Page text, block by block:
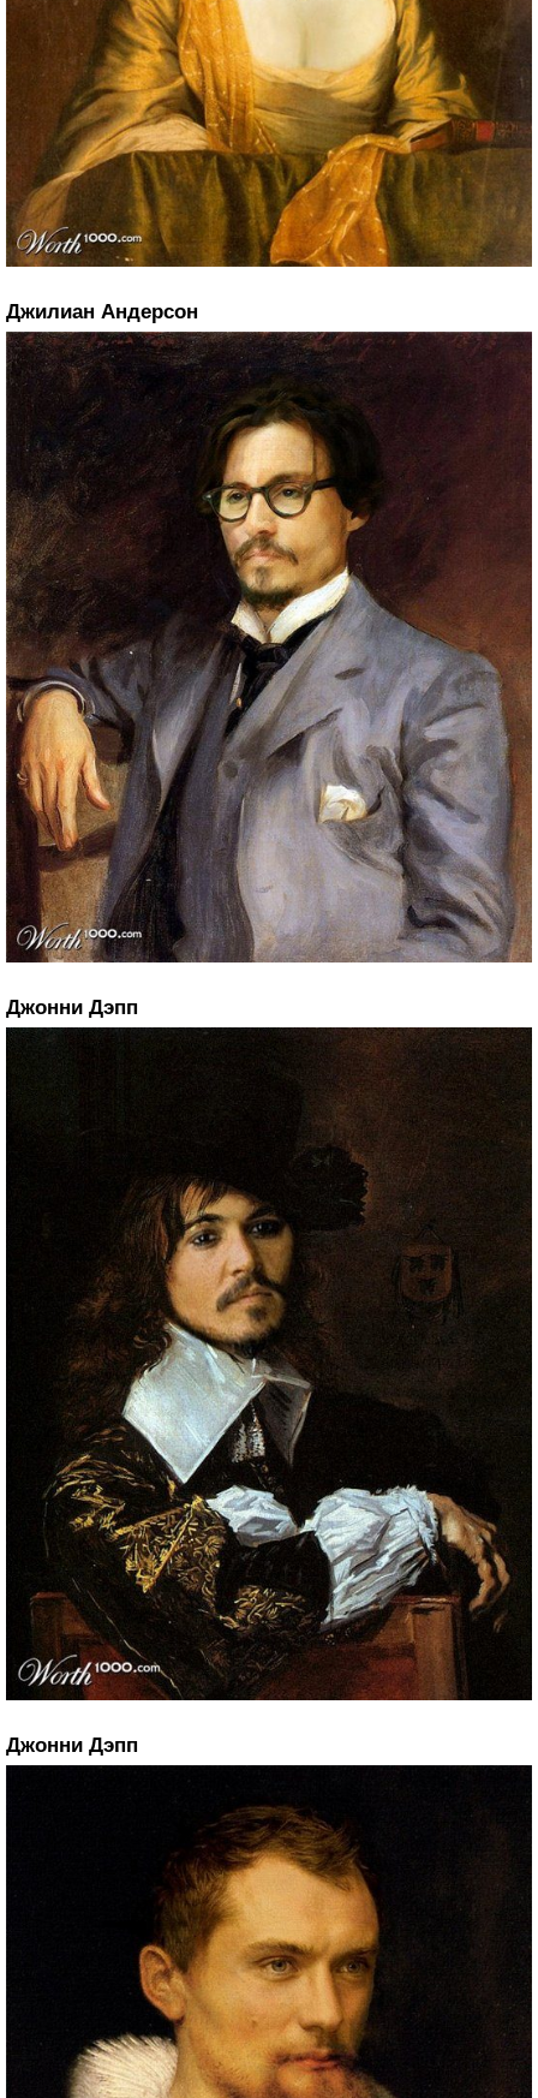
Джилиан Андерсон
Джонни Дэпп
Джонни Дэпп